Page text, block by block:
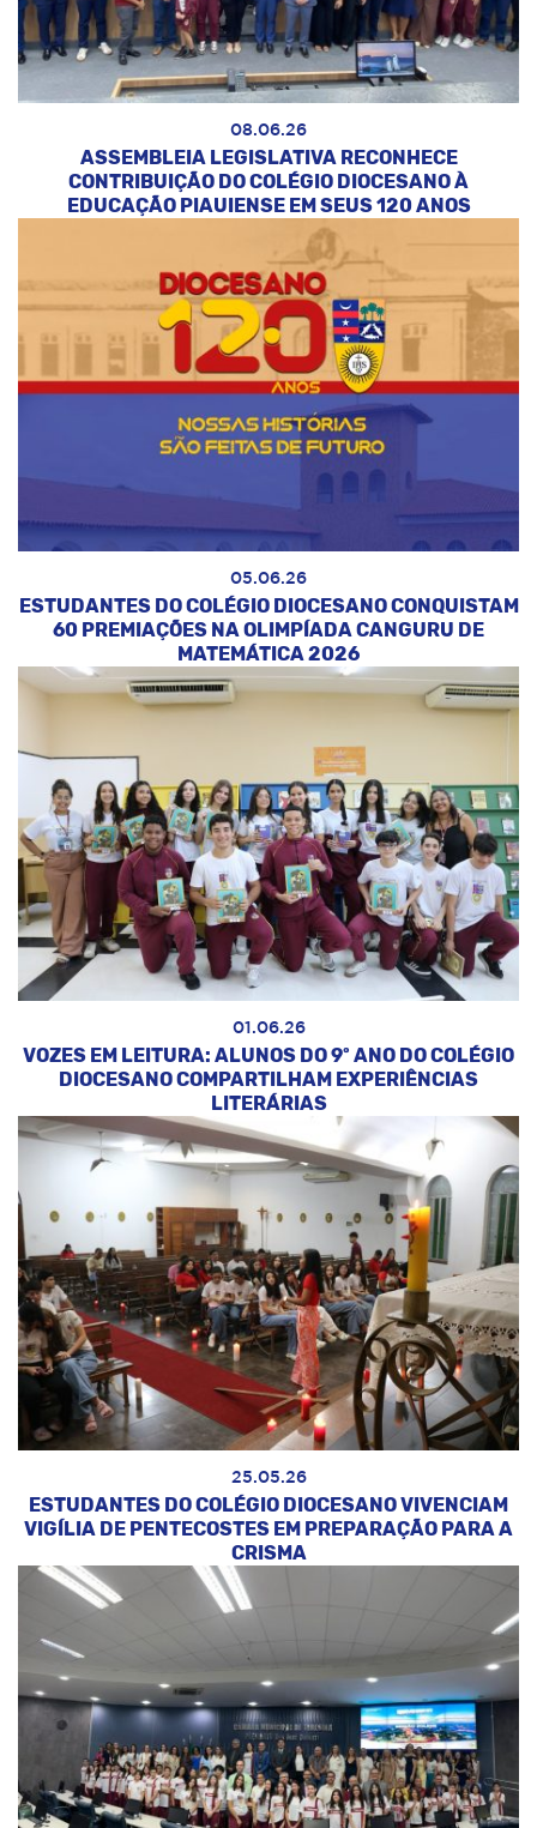
08.06.26
ASSEMBLEIA LEGISLATIVA RECONHECE
CONTRIBUIÇÃO DO COLÉGIO DIOCESANO À
EDUCAÇÃO PIAUIENSE EM SEUS 120 ANOS
05.06.26
ESTUDANTES DO COLÉGIO DIOCESANO CONQUISTAM
60 PREMIAÇÕES NA OLIMPÍADA CANGURU DE
MATEMÁTICA 2026
01.06.26
VOZES EM LEITURA: ALUNOS DO 9º ANO DO COLÉGIO
DIOCESANO COMPARTILHAM EXPERIÊNCIAS
LITERÁRIAS
25.05.26
ESTUDANTES DO COLÉGIO DIOCESANO VIVENCIAM
VIGÍLIA DE PENTECOSTES EM PREPARAÇÃO PARA A
CRISMA